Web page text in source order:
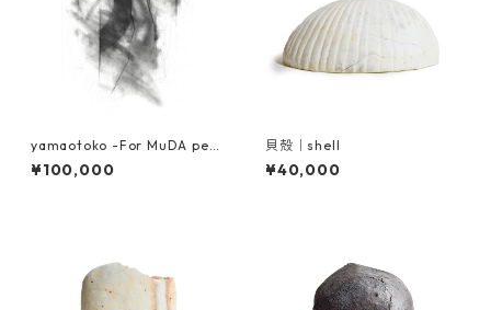
yamaotoko -For MuDA perf
ormance “MuDA YAMAOTOK
O／2013” flyer image-
¥100,000
貝殻｜shell
¥40,000